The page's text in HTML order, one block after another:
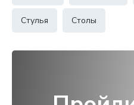
Стулья Столы